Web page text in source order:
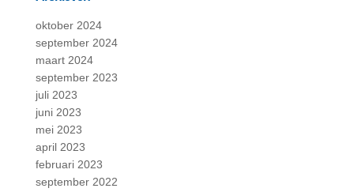
oktober 2024
september 2024
maart 2024
september 2023
juli 2023
juni 2023
mei 2023
april 2023
februari 2023
september 2022